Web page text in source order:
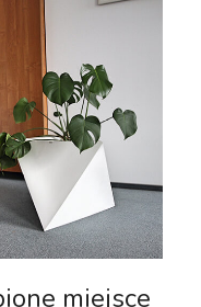
miejsce